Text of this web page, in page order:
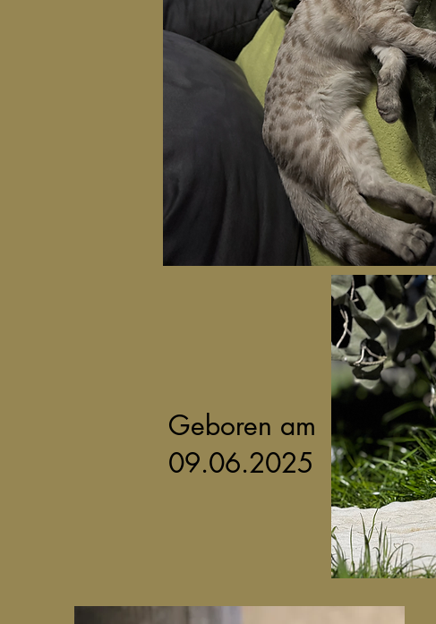
Geboren am
09.06.2025